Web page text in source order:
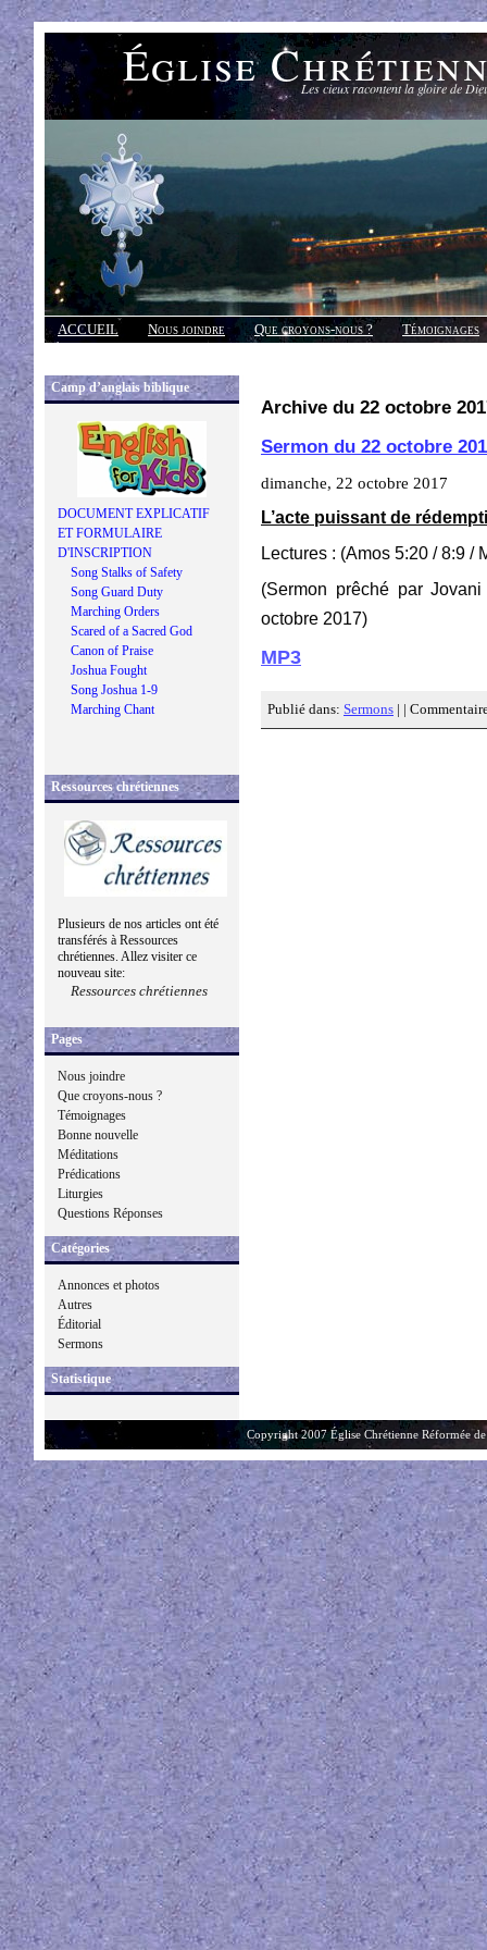
Église Les cieux racontent la gloire de
ACCUEIL Nous joindre Que croyons-nous ?
Témoignages
Réponses
Camp d’anglais biblique
DOCUMENT EXPLICATIF
ET FORMULAIRE
D'INSCRIPTION
Song Stalks of Safety
Song Guard Duty
Marching Orders
Scared of a Sacred God
Canon of Praise
Joshua Fought
Song Joshua 1-9
Marching Chant
Ressources chrétiennes
Plusieurs de nos articles ont été
transférés à Ressources
chrétiennes. Allez visiter ce
nouveau site:
Ressources chrétiennes
Pages
Nous joindre
Que croyons-nous ?
Témoignages
Bonne nouvelle
Méditations
Prédications
Liturgies
Questions Réponses
Catégories
Annonces et photos
Autres
Éditorial
Sermons
Statistique
Archive du 22 octobre
Sermon du 22 octobre
dimanche, 22 octobre 2017
L’acte puissant de
Lectures : (Amos 5:20 / 8:9 /
(Sermon prêché par
octobre 2017)
MP3
Publié dans: Sermons | |
Copyright 2007 Église Chrétienne Réformée